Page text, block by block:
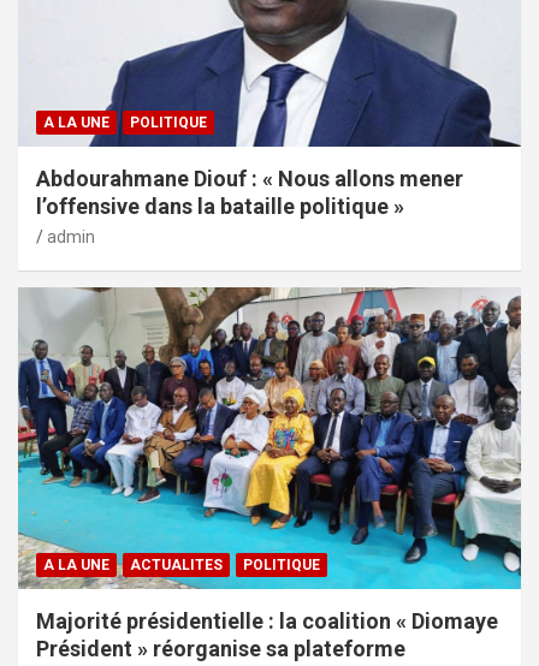
A LA UNE POLITIQUE
Abdourahmane Diouf : « Nous allons mener
l’offensive dans la bataille politique »
admin
A LA UNE ACTUALITES POLITIQUE
Majorité présidentielle : la coalition « Diomaye
Président » réorganise sa plateforme